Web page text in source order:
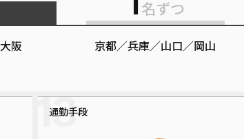
名ずつ
大阪 京都／兵庫／山口／岡山
通勤手段